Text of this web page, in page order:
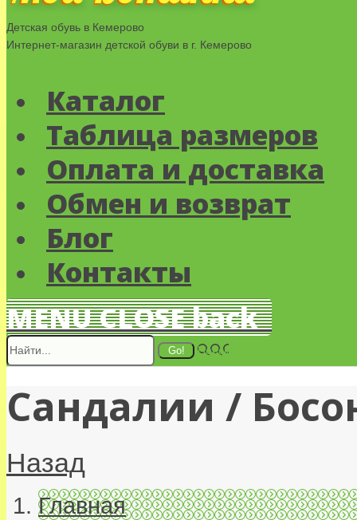
Детская обувь в Кемерово
Интернет-магазин детской обуви в г. Кемерово
Каталог
Таблица размеров
Оплата и доставка
Обмен и возврат
Блог
Контакты
MENUCLOSEback
Поиск
Сандалии /
Назад
Главная